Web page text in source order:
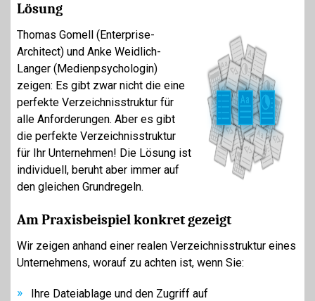
Lösung
Thomas Gomell (Enterprise-
Architect) und Anke Weidlich-
Langer (Medienpsychologin)
zeigen: Es gibt zwar nicht die eine
perfekte Verzeichnisstruktur für
alle Anforderungen. Aber es gibt
die perfekte Verzeichnisstruktur
für Ihr Unternehmen! Die Lösung ist
individuell, beruht aber immer auf
den gleichen Grundregeln.
Am Praxisbeispiel konkret gezeigt
Wir zeigen anhand einer realen Verzeichnisstruktur eines
Unternehmens, worauf zu achten ist, wenn Sie:
Ihre Dateiablage und den Zugriff auf